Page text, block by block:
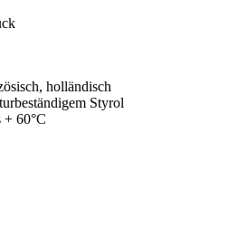
holländisch
Styrol
+ 60°C